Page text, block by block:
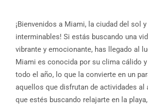
¡Bienvenidos a Miami, la ciudad del sol
interminables! Si estás buscando una
vibrante y emocionante, has llegado al
Miami es conocida por su clima cálido
todo el año, lo que la convierte en un
aquellos que disfrutan de actividades al
que estés buscando relajarte en la